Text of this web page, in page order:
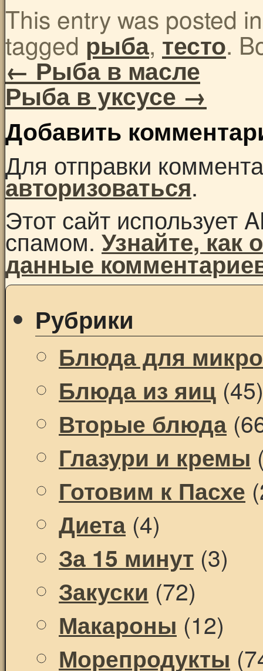
This entry was posted
tagged рыба, тесто.
←Рыба в масле
Рыба в уксусе→
Добавить
Для отправки
авторизоваться.
Этот сайт использует
спамом.Узнайте,
данные
Рубрики
Блюда для
Блюда из яиц (45)
Вторые блюда
Глазури и кремы
Готовим к Пасхе
Диета (4)
За 15 минут (3)
Закуски (72)
Макароны (12)
Морепродукты